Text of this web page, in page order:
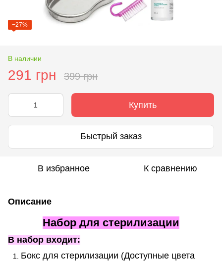
−27%
В наличии
291 грн 399 грн
Купить
Быстрый заказ
В избранное К сравнению
Описание
Набор для стерилизации
В набор входит:
Бокс для стерилизации (Доступные цвета